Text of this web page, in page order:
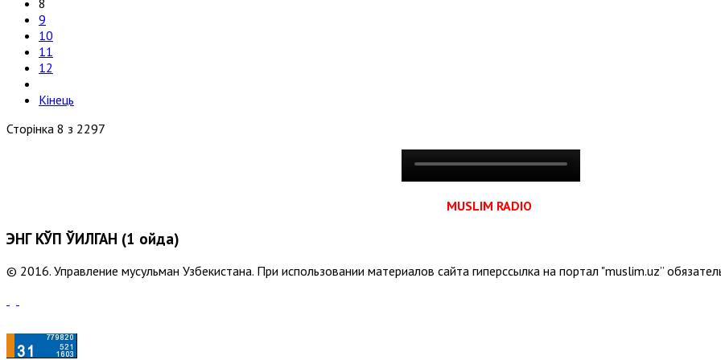
8
9
10
11
12
Кінець
Сторінка 8 з 2297
MUSLIM RADIO
ЭНГ КЎП ЎҚИЛГАН (1 ойда)
© 2016. Управление мусульман Узбекистана. При использовании материалов сайта гиперссылка на портал "muslim.uz”